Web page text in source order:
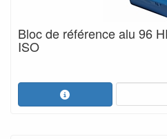
Bloc de référence alu 96
ISO